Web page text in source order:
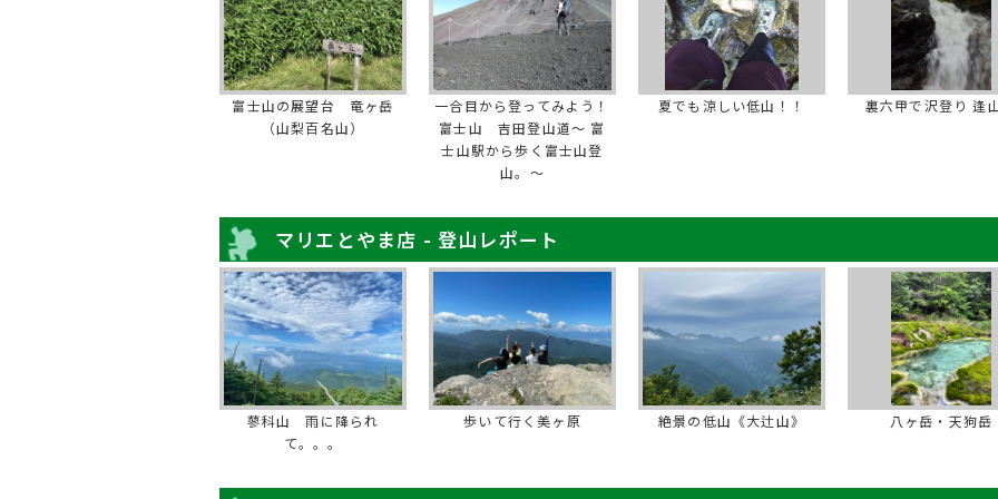
富士山の展望台 竜ヶ岳
（山梨百名山）
一合目から登ってみよう！
富士山 吉田登山道～ 富
士山駅から歩く富士山登
山。～
夏でも涼しい低山！！ 裏六甲で沢登り 逢
マリエとやま店 - 登山レポート
蓼科山 雨に降られ
て。。。
歩いて行く美ヶ原 絶景の低山《大辻山》 八ヶ岳・天狗岳